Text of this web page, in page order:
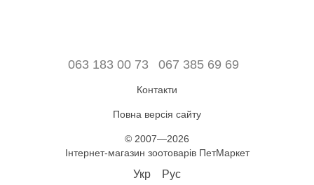
063 183 00 73 067 385 69 69
Контакти
Повна версія сайту
© 2007—2026
Інтернет-магазин зоотоварів ПетМаркет
Укр Рус